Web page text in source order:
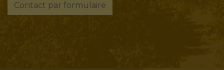
Contact par formulaire